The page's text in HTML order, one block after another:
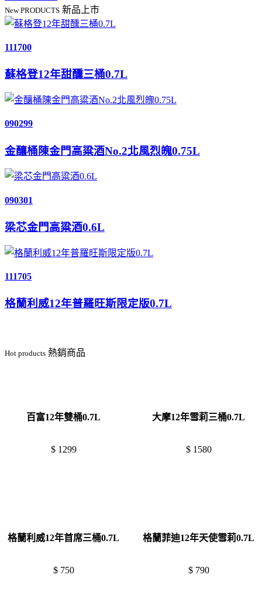
New PRODUCTS 新品上市
111700
蘇格登12年甜醺三桶0.7L
090299
金釀桶陳金門高粱酒No.2北風烈魄0.75L
090301
梁芯金門高粱酒0.6L
111705
格蘭利威12年普羅旺斯限定版0.7L
Hot products 熱銷商品
百富12年雙桶0.7L
$ 1299
大摩12年雪莉三桶0.7L
$ 1580
格蘭利威12年首席三桶0.7L
$ 750
格蘭菲迪12年天使雪莉0.7L
$ 790